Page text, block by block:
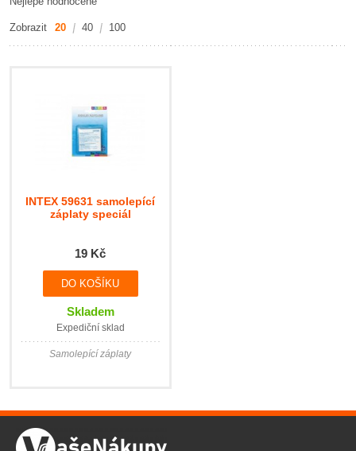
Zobrazit 20 40 100
INTEX 59631 samolepící
záplaty speciál
19 Kč
Skladem
Expediční sklad
Samolepící záplaty